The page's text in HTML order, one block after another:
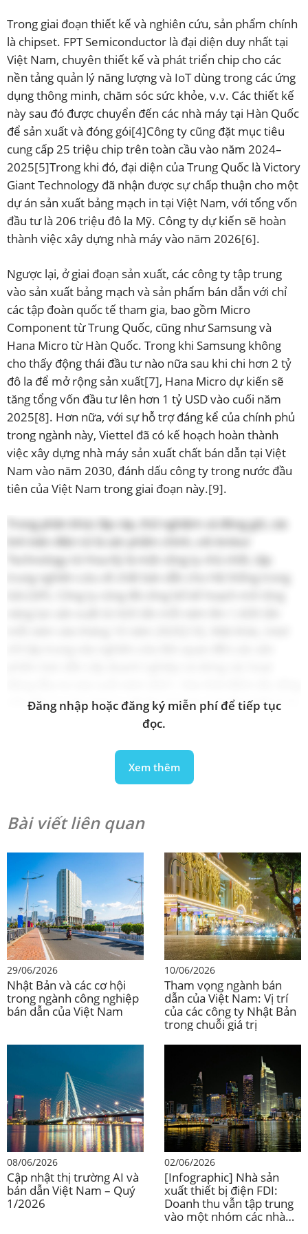
Trong giai đoạn thiết kế và nghiên cứu, sản phẩm chính
là chipset. FPT Semiconductor là đại diện duy nhất tại
Việt Nam, chuyên thiết kế và phát triển chip cho các
nền tảng quản lý năng lượng và IoT dùng trong các ứng
dụng thông minh, chăm sóc sức khỏe, v.v. Các thiết kế
này sau đó được chuyển đến các nhà máy tại Hàn Quốc
để sản xuất và đóng gói[4]Công ty cũng đặt mục tiêu
cung cấp 25 triệu chip trên toàn cầu vào năm 2024–
2025[5]Trong khi đó, đại diện của Trung Quốc là Victory
Giant Technology đã nhận được sự chấp thuận cho một
dự án sản xuất bảng mạch in tại Việt Nam, với tổng vốn
đầu tư là 206 triệu đô la Mỹ. Công ty dự kiến sẽ hoàn
thành việc xây dựng nhà máy vào năm 2026[6].
Ngược lại, ở giai đoạn sản xuất, các công ty tập trung
vào sản xuất bảng mạch và sản phẩm bán dẫn với chỉ
các tập đoàn quốc tế tham gia, bao gồm Micro
Component từ Trung Quốc, cũng như Samsung và
Hana Micro từ Hàn Quốc. Trong khi Samsung không
cho thấy động thái đầu tư nào nữa sau khi chi hơn 2 tỷ
đô la để mở rộng sản xuất[7], Hana Micro dự kiến sẽ
tăng tổng vốn đầu tư lên hơn 1 tỷ USD vào cuối năm
2025[8]. Hơn nữa, với sự hỗ trợ đáng kể của chính phủ
trong ngành này, Viettel đã có kế hoạch hoàn thành
việc xây dựng nhà máy sản xuất chất bán dẫn tại Việt
Nam vào năm 2030, đánh dấu công ty trong nước đầu
tiên của Việt Nam trong giai đoạn này.[9].
Trong phân khúc lắp ráp, thử nghiệm và đóng gói, các
linh kiện điện tử là sản phẩm chính, với Amkor
Technology từ Hoa Kỳ là một công ty chủ chốt, tập
trung nghiên cứu về chất bán dẫn cho Hệ thống trong
vốn đầu tư của công ty đã lên tới hơn 1 tỷ đô la Mỹ.[11]
Nguồn: Biên soạn B&Company
Thách thức đối với Việt Nam trong
chuỗi cung ứng chất bán dẫn
Việt Nam có nhiều cơ hội đáng kể để tăng cường sự
tham gia vào chuỗi cung ứng bán dẫn. Tuy nhiên, vẫn
Đăng nhập hoặc đăng ký miễn phí để tiếp tục
đọc.
Xem thêm
Bài viết liên quan
29/06/2026
Nhật Bản và các cơ hội
trong ngành công nghiệp
bán dẫn của Việt Nam
10/06/2026
Tham vọng ngành bán
dẫn của Việt Nam: Vị trí
của các công ty Nhật Bản
trong chuỗi giá trị
08/06/2026
Cập nhật thị trường AI và
bán dẫn Việt Nam – Quý
1/2026
02/06/2026
[Infographic] Nhà sản
xuất thiết bị điện FDI:
Doanh thu vẫn tập trung
vào một nhóm các nhà